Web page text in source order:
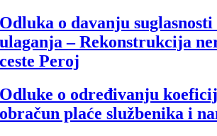
Odluka o davanju
ulaganja – Rekonstrukcija
ceste Peroj
Odluke o određivanju
obračun plaće službenika i